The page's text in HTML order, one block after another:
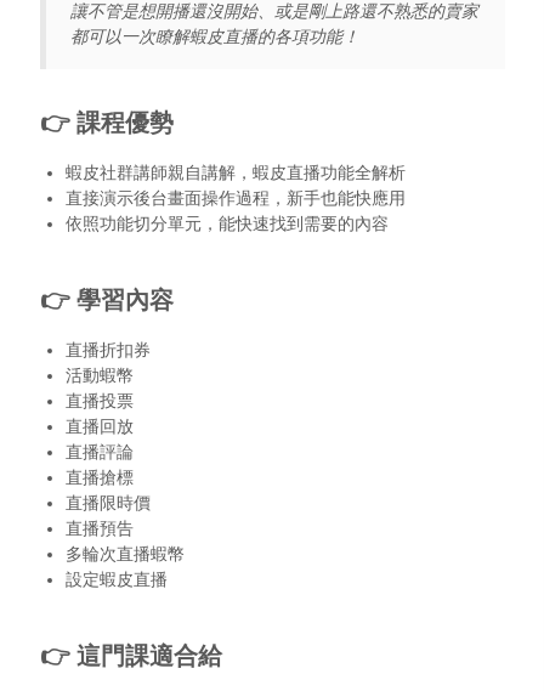
讓不管是想開播還沒開始、或是剛上路還不熟悉的賣家
都可以一次瞭解蝦皮直播的各項功能！
👉 課程優勢
蝦皮社群講師親自講解，蝦皮直播功能全解析
直接演示後台畫面操作過程，新手也能快應用
依照功能切分單元，能快速找到需要的內容
👉 學習內容
直播折扣券
活動蝦幣
直播投票
直播回放
直播評論
直播搶標
直播限時價
直播預告
多輪次直播蝦幣
設定蝦皮直播
👉 這門課適合給